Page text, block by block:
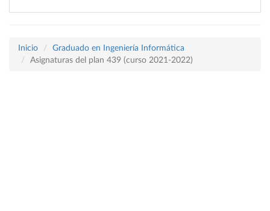
Inicio
Graduado en Ingeniería Informática
Asignaturas del plan 439 (curso 2021-2022)